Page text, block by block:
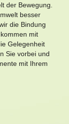
der Bewegung.
besser
die Bindung
mit
Gelegenheit
Sie vorbei und
mit Ihrem